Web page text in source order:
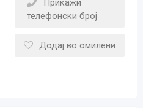
Прикажи
телефонски број
Додај во омилени